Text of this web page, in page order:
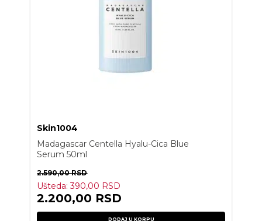
Skin1004
Madagascar Centella Hyalu-Cica Blue
Serum 50ml
2.590,00RSD
Ušteda:390,00 RSD
2.200,00 RSD
DODAJ U KORPU